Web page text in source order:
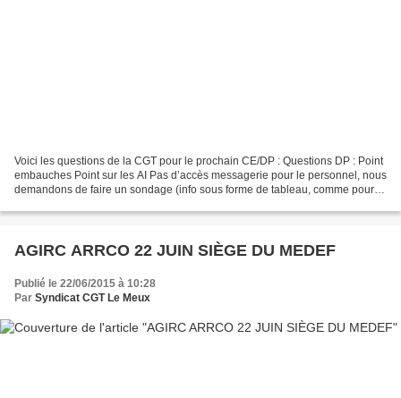
Voici les questions de la CGT pour le prochain CE/DP : Questions DP : Point
embauches Point sur les AI Pas d’accès messagerie pour le personnel, nous
demandons de faire un sondage (info sous forme de tableau, comme pour
AGIRC ARRCO 22 JUIN SIÈGE DU MEDEF
Publié le 22/06/2015 à 10:28
Par Syndicat CGT Le Meux